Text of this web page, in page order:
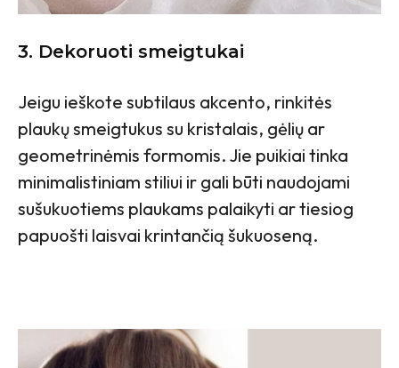
3. Dekoruoti smeigtukai
Jeigu ieškote subtilaus akcento, rinkitės
plaukų smeigtukus su kristalais, gėlių ar
geometrinėmis formomis. Jie puikiai tinka
minimalistiniam stiliui ir gali būti naudojami
sušukuotiems plaukams palaikyti ar tiesiog
papuošti laisvai krintančią šukuoseną.